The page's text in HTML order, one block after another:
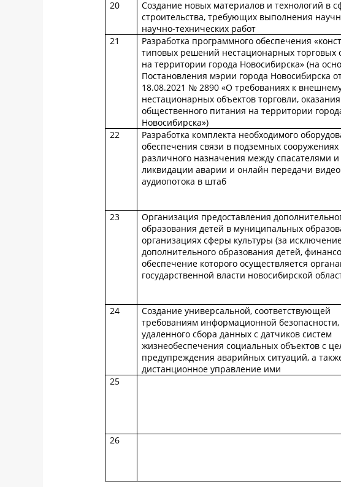
20
Создание новых материалов и технологий в
строительства, требующих выполнения
научно-технических работ
21
Разработка программного обеспечения
типовых решений нестационарных торговых
на территории города Новосибирска» (на
Постановления мэрии города Новосибирска
18.08.2021 № 2890 «О требованиях к
нестационарных объектов торговли, оказания
общественного питания на территории
Новосибирска»)
22
Разработка комплекта необходимого
обеспечения связи в подземных сооружениях
различного назначения между спасателями
ликвидации аварии и онлайн передачи
аудиопотока в штаб
23
Организация предоставления
образования детей в муниципальных
организациях сферы культуры (за
дополнительного образования детей,
обеспечение которого осуществляется
государственной власти новосибирской
24
Создание универсальной, соответствующей
требованиям информационной
удаленного сбора данных с датчиков систем
жизнеобеспечения социальных объектов с
предупреждения аварийных ситуаций, а
дистанционное управление ими
25
26